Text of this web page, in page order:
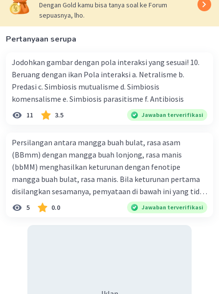
Dengan Gold kamu bisa tanya soal ke Forum
sepuasnya, lho.
Pertanyaan serupa
Jodohkan gambar dengan pola interaksi yang sesuai! 10.
Beruang dengan ikan Pola interaksi a. Netralisme b.
Predasi c. Simbiosis mutualisme d. Simbiosis
komensalisme e. Simbiosis parasitisme f. Antibiosis
11 3.5 Jawaban terverifikasi
Persilangan antara mangga buah bulat, rasa asam
(BBmm) dengan mangga buah lonjong, rasa manis
(bbMM) menghasilkan keturunan dengan fenotipe
mangga buah bulat, rasa manis. Bila keturunan pertama
disilangkan sesamanya, pemyataan di bawah ini yang tidak
benar mengenai keturunan yang dihasilkan dari
5 0.0 Jawaban terverifikasi